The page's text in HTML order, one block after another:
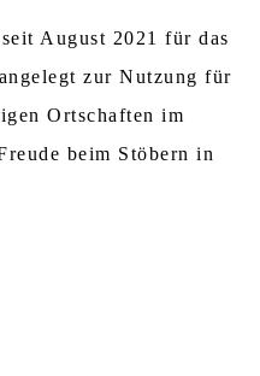
August 2021 für das
zur Nutzung für
Ortschaften im
beim Stöbern in